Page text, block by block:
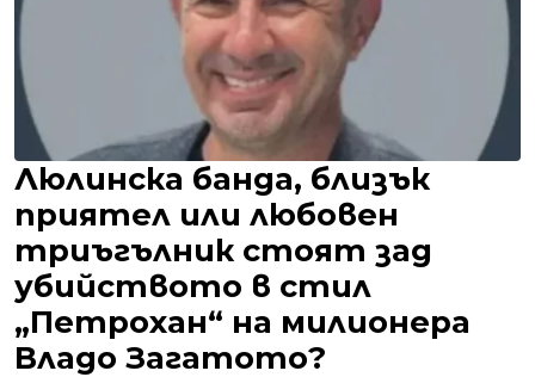
Люлинска банда, близък
приятел или любовен
триъгълник стоят зад
убийството в стил
„Петрохан“ на милионера
Владо Загатото?